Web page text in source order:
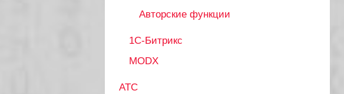
Авторские функции
1С-Битрикс
MODX
АТС